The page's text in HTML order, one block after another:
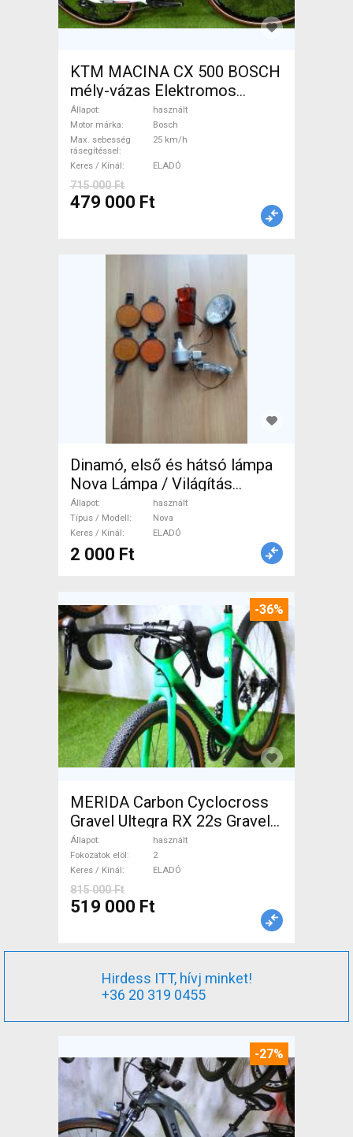
KTM MACINA CX 500 BOSCH
mély-vázas Elektromos
Trekking/cross 25 km/h
Bosch használt ELADÓ
Állapot
használt
Motor márka
Bosch
Max. sebesség
rásegítéssel
25 km/h
Keres / Kínál ELADÓ
715 000 Ft
479 000 Ft
Dinamó, első és hátsó lámpa
Nova Lámpa / Világítás
használt ELADÓ
Állapot
használt
Típus / Modell
Nova
Keres / Kínál
ELADÓ
2 000 Ft
-36%
MERIDA Carbon Cyclocross
Gravel Ultegra RX 22s Gravel /
CX tárcsafék használt ELADÓ
Állapot
használt
Fokozatok elöl
2
Keres / Kínál
ELADÓ
815 000 Ft
519 000 Ft
Hirdess ITT, hívj minket!
+36 20 319 0455
-27%